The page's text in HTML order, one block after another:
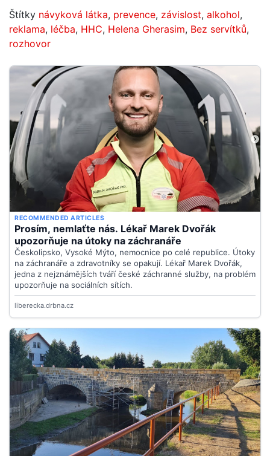
Štítky návyková látka, prevence, závislost, alkohol,
reklama, léčba, HHC, Helena Gherasim, Bez servítků,
rozhovor